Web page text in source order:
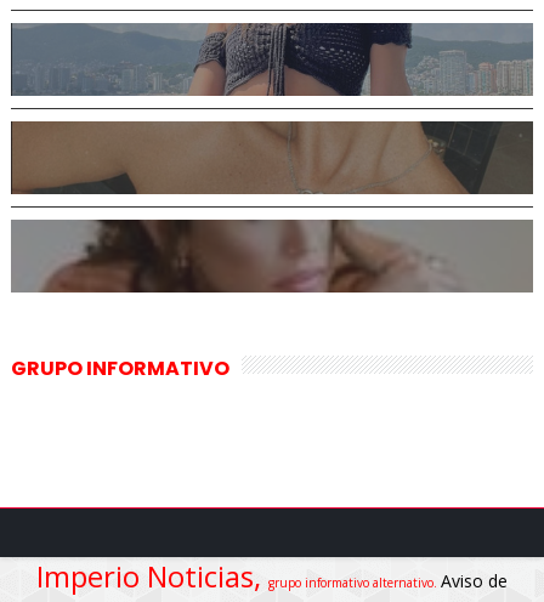
GRUPO INFORMATIVO
Imperio Noticias, grupo informativo alternativo. Aviso de